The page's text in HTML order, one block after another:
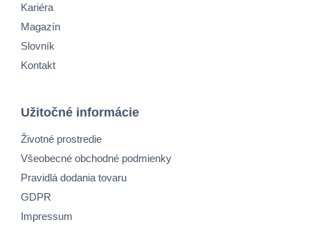
Kariéra
Magazín
Slovník
Kontakt
Užitočné informácie
Životné prostredie
Všeobecné obchodné podmienky
Pravidlá dodania tovaru
GDPR
Impressum